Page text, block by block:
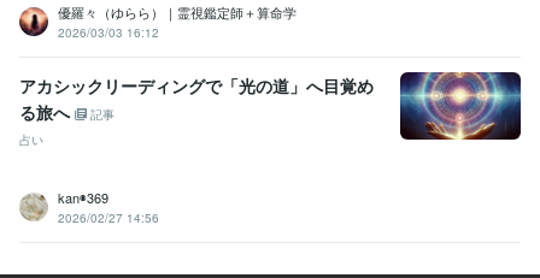
優羅々（ゆらら）｜霊視鑑定師＋算命学
2026/03/03 16:12
アカシックリーディングで「光の道」へ目覚め
る旅へ
記事
占い
kan◉369
2026/02/27 14:56